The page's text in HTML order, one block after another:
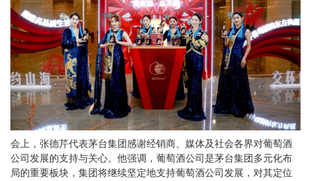
会上，张德芹代表茅台集团感谢经销商、媒体及社会各界对葡萄酒
公司发展的支持与关心。他强调，葡萄酒公司是茅台集团多元化布
局的重要板块，集团将继续坚定地支持葡萄酒公司发展，对其定位